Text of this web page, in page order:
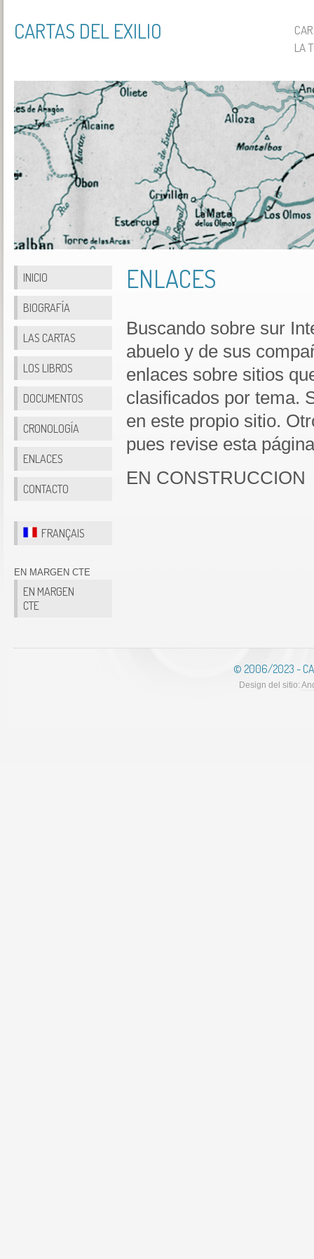
CARTAS DEL EXILIO
LA
INICIO
BIOGRAFÍA
LAS CARTAS
LOS LIBROS
DOCUMENTOS
CRONOLOGÍA
ENLACES
CONTACTO
FRANÇAIS
EN MARGEN CTE
EN MARGEN
CTE
ENLACES
Buscando sobre sur
abuelo y de sus
enlaces sobre sitios
clasificados por tema.
en este propio sitio.
pues revise esta
EN CONSTRUCCION
© 2006/2023 -
Design del sitio: